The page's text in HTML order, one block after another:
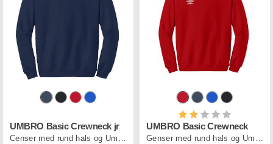
UMBRO Basic Crewneck jr
Karakter:
UMBRO Basic Crewneck